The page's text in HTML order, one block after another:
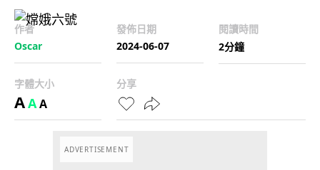
作者
Oscar
發佈日期
2024-06-07
閱讀時間
2分鐘
字體大小
AAA
分享
ADVERTISEMENT